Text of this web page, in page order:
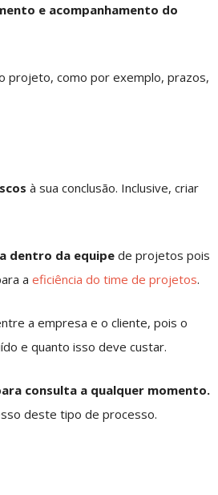
e acompanhamento do
projeto, como por exemplo, prazos,
à sua conclusão. Inclusive, criar
dentro da equipe de projetos pois
aeficiência do time de projetos.
a empresa e o cliente, pois o
e quanto isso deve custar.
consulta a qualquer momento.
deste tipo de processo.